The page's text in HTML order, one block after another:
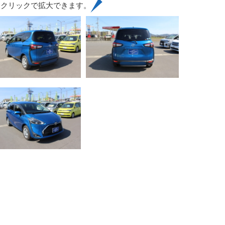
リックで拡大できます。